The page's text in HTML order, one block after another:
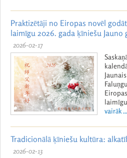
Praktizētāji no Eiropas novēl
laimīgu 2026. gada ķīniešu Jauno
2026-02-17
vairāk ...
Tradicionālā ķīniešu kultūra:
2026-02-13